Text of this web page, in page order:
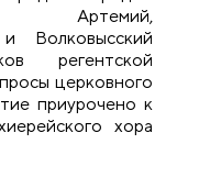
Артемий,
Волковысский
регентской
церковного
приурочено к
хора